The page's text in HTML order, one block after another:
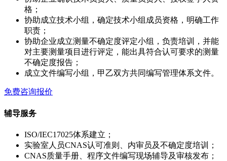
格；
协助成立技术小组，确定技术小组成员资格，明确工作
职责；
协助企业成立测量不确定度评定小组，负责培训，并能
对主要测量项目进行评定，能出具符合认可要求的测量
不确定度报告；
成立文件编写小组，甲乙双方共同编写管理体系文件。
免费咨询报价
辅导服务
ISO/IEC17025体系建立；
实验室人员CNAS认可准则、内审员及不确定度培训；
CNAS质量手册、程序文件编写现场辅导及审核发布；